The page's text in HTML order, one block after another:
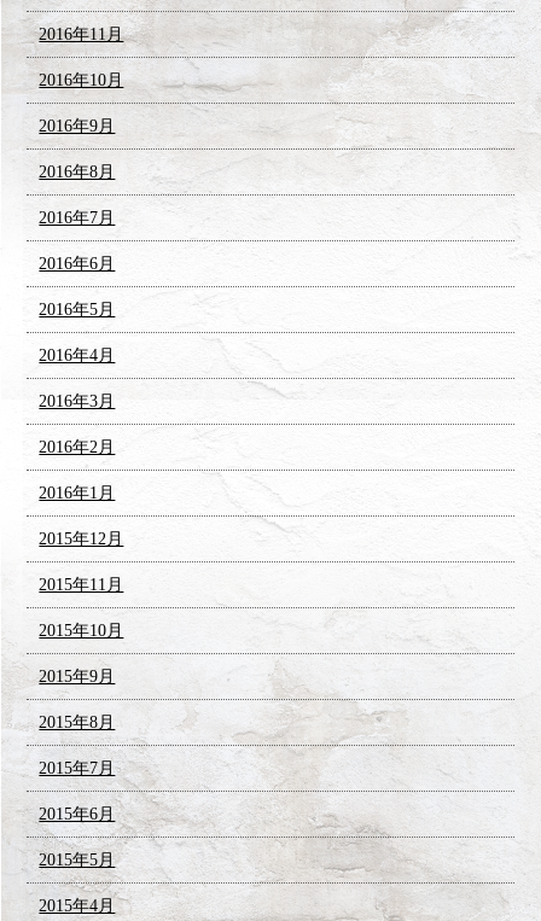
2016年11月
2016年10月
2016年9月
2016年8月
2016年7月
2016年6月
2016年5月
2016年4月
2016年3月
2016年2月
2016年1月
2015年12月
2015年11月
2015年10月
2015年9月
2015年8月
2015年7月
2015年6月
2015年5月
2015年4月